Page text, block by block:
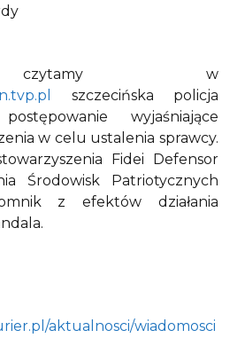
w
szczecińska policja
wyjaśniające
w celu ustalenia sprawcy.
Fidei Defensor
Środowisk Patriotycznych
z efektów działania
aktualnosci/wiadomosci